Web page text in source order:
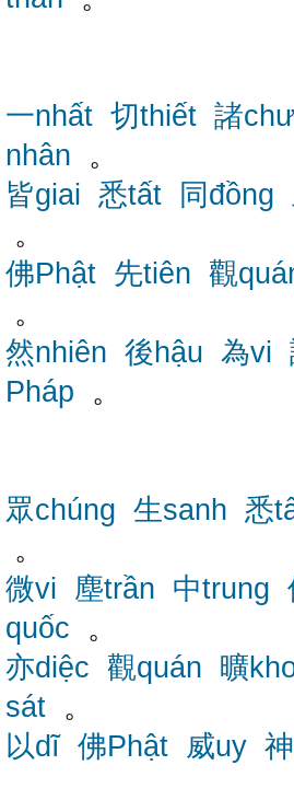
一nhất 切thiết 諸chư
nhân 。
皆giai 悉tất 同đồng
。
佛Phật 先tiên 觀
。
然nhiên 後hậu 為vi
Pháp 。
眾chúng 生sanh 悉
。
微vi 塵trần 中trung
quốc 。
亦diệc 觀quán 曠
sát 。
以dĩ 佛Phật 威uy